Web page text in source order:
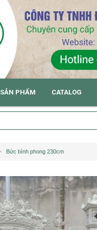
SẢN PHẨM CATALOG
Bức bình phong 230cm